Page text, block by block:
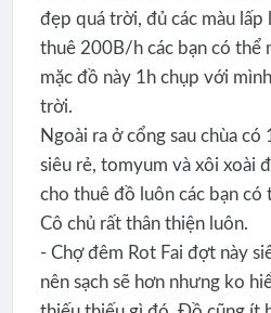
đẹp quá trời, đủ các màu lấp
thuê 200B/h các bạn có thể
mặc đồ này 1h chụp với
trời.
Ngoài ra ở cổng sau chùa có
siêu rẻ, tomyum và xôi xoài
cho thuê đồ luôn các bạn có
Cô chủ rất thân thiện luôn.
- Chợ đêm Rot Fai đợt này
nên sạch sẽ hơn nhưng ko